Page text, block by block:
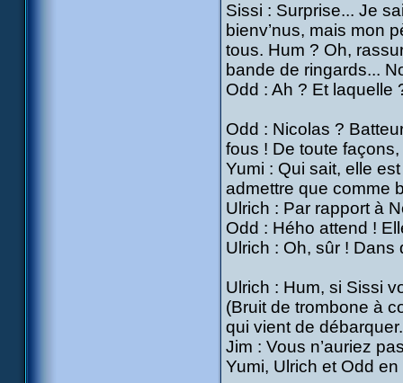
Sissi : Surprise... Je
bienv’nus, mais mon
tous. Hum ? Oh,
bande de ringards...
Odd : Ah ? Et laquelle
Odd : Nicolas ?
fous ! De toute
Yumi : Qui sait, elle
admettre que comme
Ulrich : Par rapport à
Odd : Hého attend !
Ulrich : Oh, sûr ! Dans
Ulrich : Hum, si Sissi
(Bruit de trombone à
qui vient de
Jim : Vous n’auriez
Yumi, Ulrich et Odd